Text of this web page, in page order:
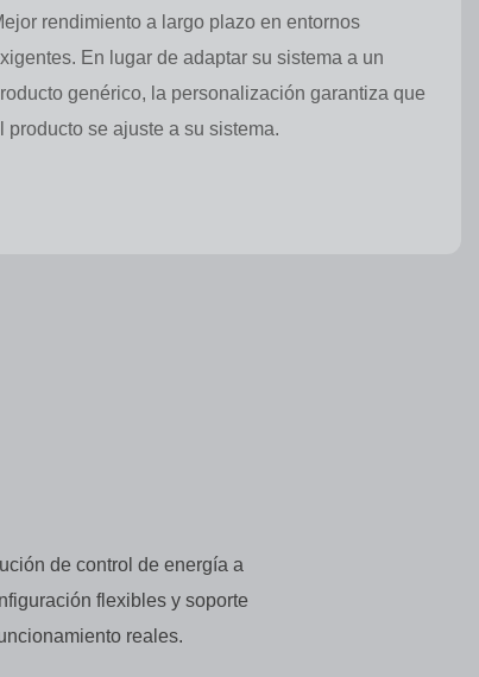
rendimiento a largo plazo en entornos
En lugar de adaptar su sistema a un
genérico, la personalización garantiza que
producto se ajuste a su sistema.
de control de energía a
flexibles y soporte
reales.